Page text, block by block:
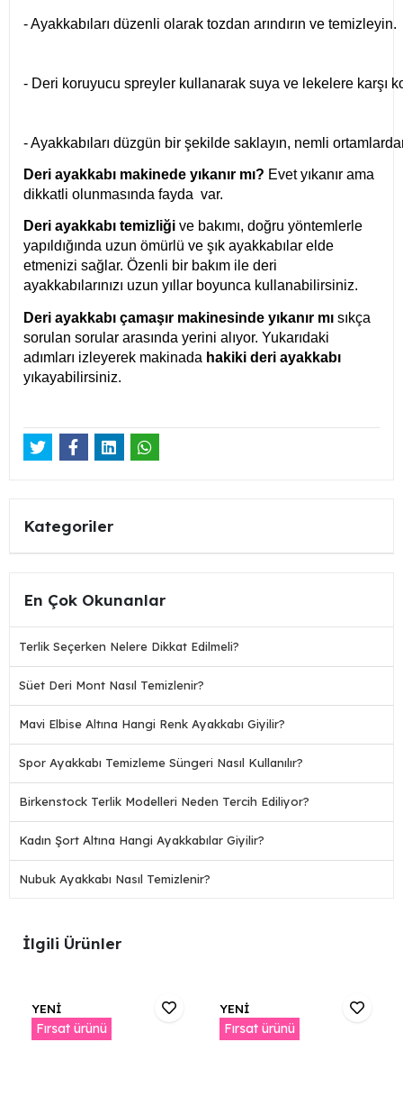
- Ayakkabıları düzenli olarak tozdan arındırın ve temizleyin.
- Deri koruyucu spreyler kullanarak suya ve lekelere karşı
- Ayakkabıları düzgün bir şekilde saklayın, nemli
Deri ayakkabı makinede yıkanır mı? Evet yıkanır ama
dikkatli olunmasında fayda var.
Deri ayakkabı temizliği ve bakımı, doğru yöntemlerle
yapıldığında uzun ömürlü ve şık ayakkabılar elde
etmenizi sağlar. Özenli bir bakım ile deri
ayakkabılarınızı uzun yıllar boyunca kullanabilirsiniz.
Deri ayakkabı çamaşır makinesinde yıkanır mı sıkça
sorulan sorular arasında yerini alıyor. Yukarıdaki
adımları izleyerek makinada hakiki deri ayakkabı
yıkayabilirsiniz.
Kategoriler
En Çok Okunanlar
Terlik Seçerken Nelere Dikkat Edilmeli?
Süet Deri Mont Nasıl Temizlenir?
Mavi Elbise Altına Hangi Renk Ayakkabı Giyilir?
Spor Ayakkabı Temizleme Süngeri Nasıl Kullanılır?
Birkenstock Terlik Modelleri Neden Tercih Ediliyor?
Kadın Şort Altına Hangi Ayakkabılar Giyilir?
Nubuk Ayakkabı Nasıl Temizlenir?
İlgili Ürünler
YENİ
Fırsat ürünü
YENİ
Fırsat ürünü